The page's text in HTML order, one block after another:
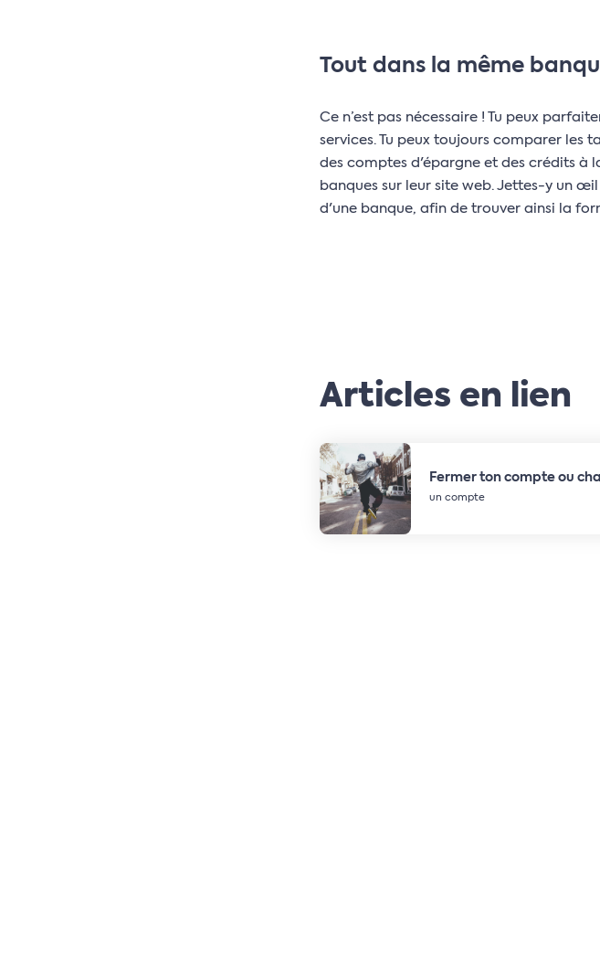
Tout dans la même
Ce n’est pas nécessaire ! Tu peux
services. Tu peux toujours comparer les
des comptes d'épargne et des crédits à
banques sur leur site web. Jettes-y un
d'une banque, afin de trouver ainsi la
Articles en lien
Fermer ton compte ou
un compte